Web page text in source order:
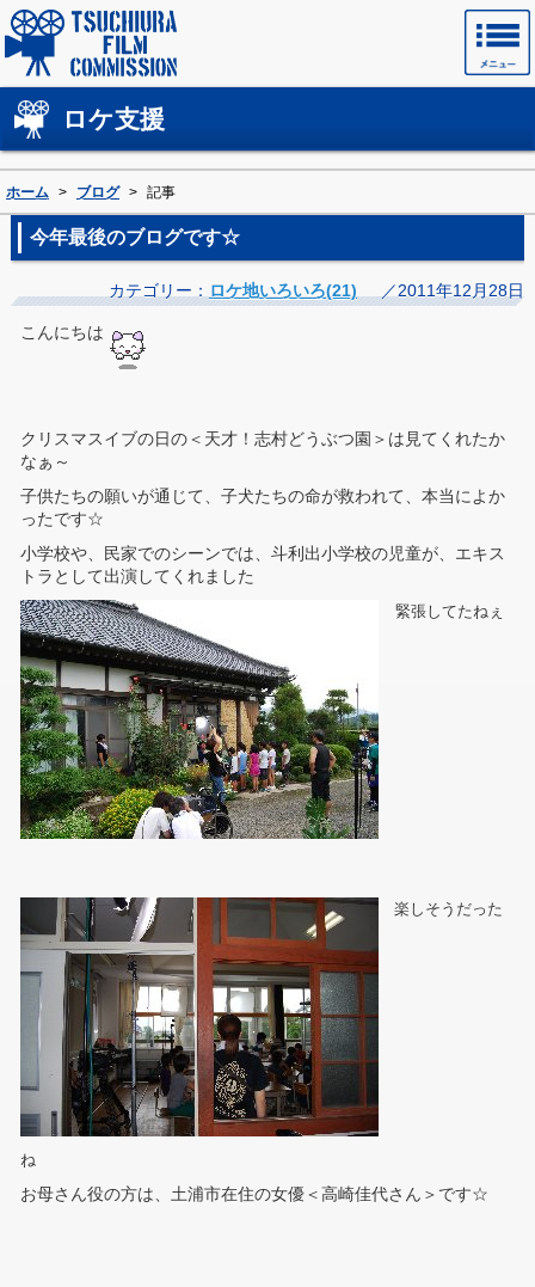
土浦フィルムコミッションホームページ
ロケ支援
ホーム > ブログ > 記事
今年最後のブログです☆
カテゴリー： ロケ地いろいろ(21) ／2011年12月28日
こんにちは
クリスマスイブの日の＜天才！志村どうぶつ園＞は見てくれたか
なぁ～
子供たちの願いが通じて、子犬たちの命が救われて、本当によか
ったです☆
小学校や、民家でのシーンでは、斗利出小学校の児童が、エキス
トラとして出演してくれました
緊張してたねぇ
楽しそうだった
ね
お母さん役の方は、土浦市在住の女優＜高崎佳代さん＞です☆